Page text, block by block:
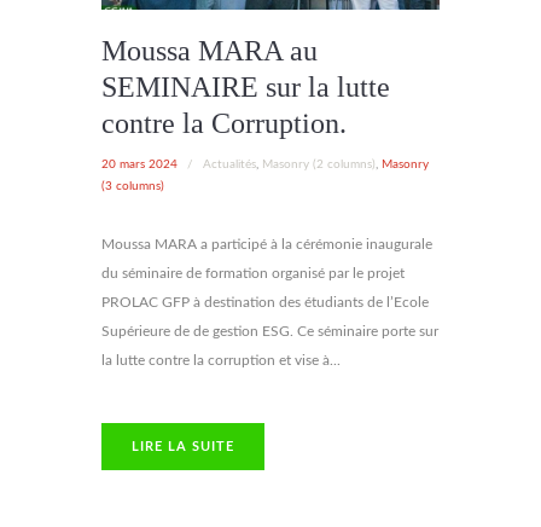
Moussa MARA au
SEMINAIRE sur la lutte
contre la Corruption.
20 mars 2024 / Actualités, Masonry (2 columns) , Masonry
(3 columns)
Moussa MARA a participé à la cérémonie inaugurale
du séminaire de formation organisé par le projet
PROLAC GFP à destination des étudiants de l’Ecole
Supérieure de de gestion ESG. Ce séminaire porte sur
la lutte contre la corruption et vise à...
LIRE LA SUITE